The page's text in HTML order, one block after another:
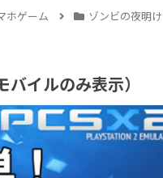
ホゲーム ゾンビの夜明
イルのみ表示）